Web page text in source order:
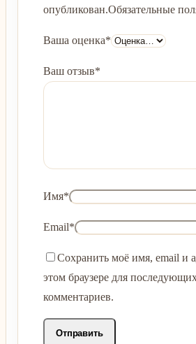
опубликован.Обязательные
Ваша оценка*
Ваш отзыв*
Имя*
Email*
Сохранить моё имя, email и
этом браузере для
комментариев.